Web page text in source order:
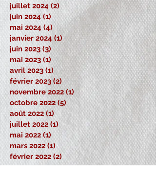
juillet 2024 (2)2 posts
juin 2024 (1)1 post
mai 2024 (4)4 posts
janvier 2024 (1)1 post
juin 2023 (3) 3 posts
mai 2023 (1)1 post
avril 2023 (1) 1 post
février 2023 (2)2 posts
novembre 2022 (1) 1 post
octobre 2022 (5)5 posts
août 2022 (1)1 post
juillet 2022 (1)1 post
mai 2022 (1)1 post
mars 2022 (1)1 post
février 2022 (2)2 posts